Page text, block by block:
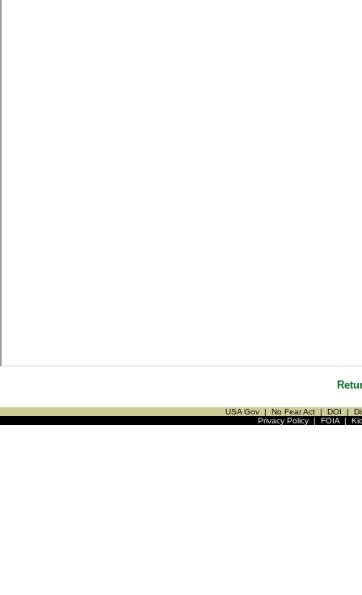
USA Gov | No Fear Act | DOI |
Privacy Policy| FOIA|